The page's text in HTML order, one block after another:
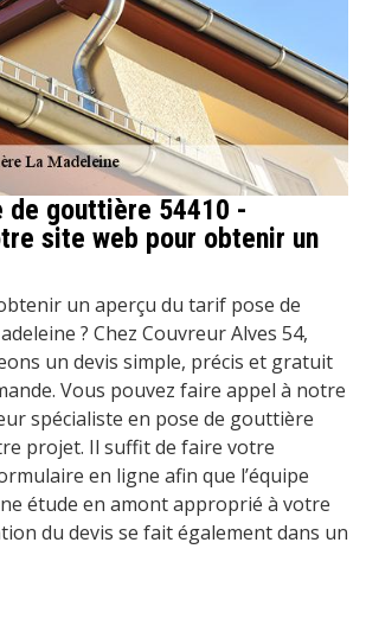
de gouttière 54410 -
site web pour obtenir un
un aperçu du tarif pose de
? Chez Couvreur Alves 54,
un devis simple, précis et gratuit
Vous pouvez faire appel à notre
spécialiste en pose de gouttière
projet. Il suffit de faire votre
en ligne afin que l’équipe
étude en amont approprié à votre
du devis se fait également dans un